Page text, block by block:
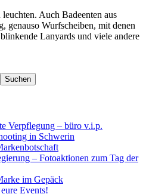
Auch Badeenten aus
genauso Wurfscheiben, mit denen
Lanyards und viele andere
Suchen
Verpflegung – büro v.i.p.
in Schwerin
– Fotoaktionen zum Tag der
im Gepäck
Events!